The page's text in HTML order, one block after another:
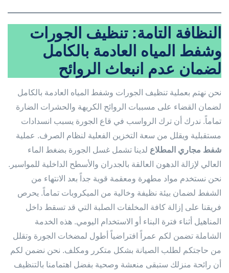
النظافة التامة: تنظيف الجورات
وشفط المياه العادمة بالكامل
لضمان عدم انبعاث الروائح
نحن نهتم بعملية تنظيف الجورات وشفط المياه العادمة بالكامل
لضمان القضاء على مسببات الروائح الكريهة والحشرات الضارة
تماماً. ندرك أن ترك الرواسب في قاع الجورة يسبب انسدادات
مستقبلية ويقلل من سعة التخزين الفعلية لنظام الصرف. عملية
شفط مجاري المطلاع لدينا تشمل غسل الجورة بضغط الماء
العالي لإزالة الدهون العالقة بالجدران والأسطح الداخلية للمواسير.
نحن نستخدم مواد مطهرة ومعقمة قوية جداً بعد الانتهاء من
الشفط لضمان بيئة نظيفة وخالية من الميكروبات تماماً. يحرص
فريقنا على إزالة كافة المخلفات الصلبة التي قد تسقط داخل
المناهيل أثناء فترة البناء أو الاستخدام اليومي. هذه الخدمة
الشاملة تضمن لكم عمراً افتراضياً أطول لمضخات الجورة وتقلل
من حاجتكم لطلب الصيانة بشكل متكرر ومكلف. نحن نضمن لكم
أن رائحة منزلك ستبقى منعشة وصحية بفضل اهتمامنا بالتنظيف